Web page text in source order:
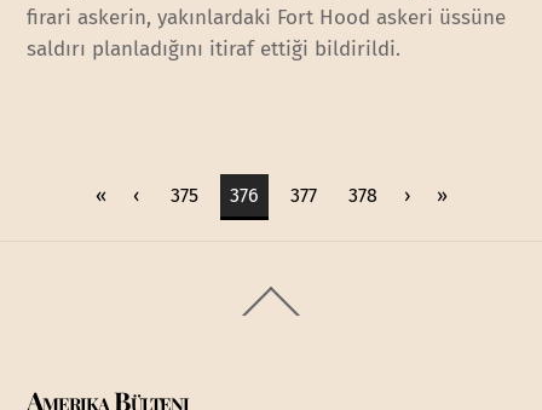
firari askerin, yakınlardaki Fort Hood askeri üssüne
saldırı planladığını itiraf ettiği bildirildi.
« ‹ 375 376 377 378 › »
To
Amerika Bülteni